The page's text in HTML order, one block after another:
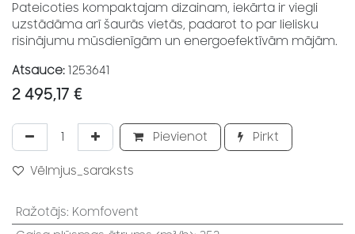
Pateicoties kompaktajam dizainam, iekārta ir viegli
uzstādāma arī šaurās vietās, padarot to par lielisku
risinājumu mūsdienīgām un energoefektīvām mājām.
Atsauce: 1253641
2 495,17 €
Pievienot Pirkt
Vēlmjus_saraksts
Ražotājs: Komfovent